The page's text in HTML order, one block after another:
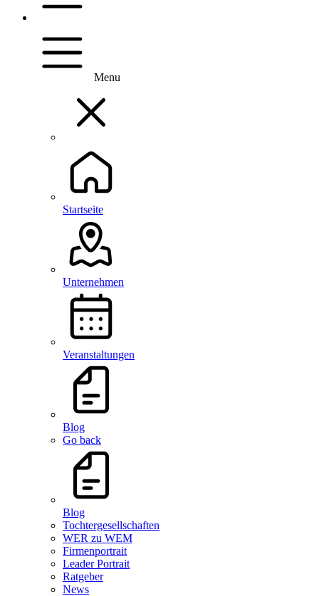
Menu
Startseite
Unternehmen
Veranstaltungen
Blog
Go back
Blog
Tochtergesellschaften
WER zu WEM
Firmenportrait
Leader Portrait
Ratgeber
News